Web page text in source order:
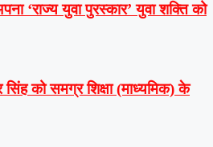
‘राज्य युवा पुरस्कार’ युवा शक्ति को
सिंह को समग्र शिक्षा (माध्यमिक) के